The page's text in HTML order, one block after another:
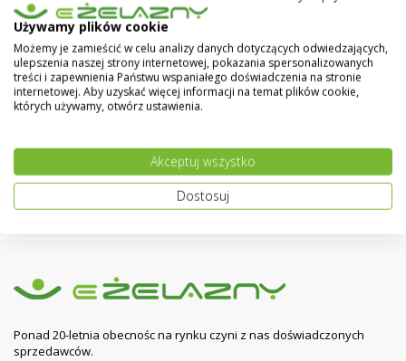
6 699,00 zł 7 500,00 zł
PLUM Moduł B ver. RTD ecoMAX800S2
800,00 zł 1 120,00 zł
Sterownik bezprzewodowy tygodniowy 091FLWBC
SALUS + Moduł rxwbc605
450,00 zł
Ponad 20-letnia obecnośc na rynku czyni z nas doświadczonych
sprzedawców.
Używamy plików cookie
Możemy je zamieścić w celu analizy danych dotyczących odwiedzających,
ulepszenia naszej strony internetowej, pokazania spersonalizowanych
treści i zapewnienia Państwu wspaniałego doświadczenia na stronie
internetowej. Aby uzyskać więcej informacji na temat plików cookie,
których używamy, otwórz ustawienia.
Akceptuj wszystko
Dostosuj